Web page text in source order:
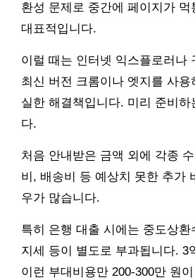
환성 문제로 중간에 페이지가
대표적입니다.
이럴 때는 인터넷 익스플로러나
최신 버전 크롬이나 엣지를 사
실한 해결책입니다. 미리 준비하
다.
처음 안내받은 금액 외에 각종
비, 배송비 등 예상치 못한 추가
우가 많습니다.
특히 은행 대출 시에는 중도상환
지세 등이 별도로 부과됩니다. 3
이런 부대비용만 200-300만 원